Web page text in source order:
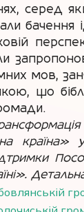
серед
бачення
мов,
що
країна»